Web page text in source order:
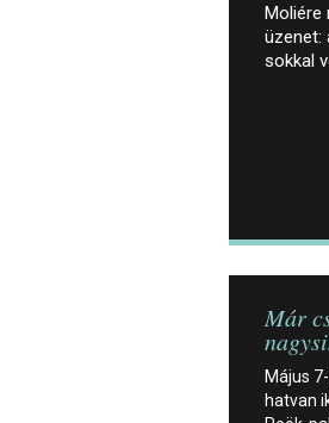
Moliére
üzenet:
sokkal
Már
Május
hatvan